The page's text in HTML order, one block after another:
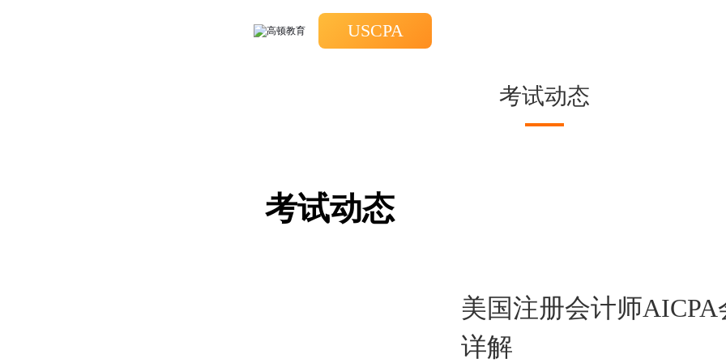
USCPA
考试动态
考试动态
美国注册会计师AICPA
详解